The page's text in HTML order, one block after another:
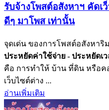
รับจ้างโพสต์อสังหาฯ คัดเ
ดีๆ มาโพส เท่านั้น
จุดเด่น ของการโพสต์อสังหา
ประหยัดค่าใช้จ่าย - ประหยัดเ
คือ การทำให้ บ้าน ที่ดิน หรือ
เว็บไซต์ต่าง ...
อ่านเพิ่มเติม